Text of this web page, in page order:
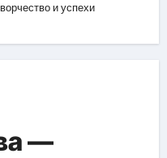
и успехи
—